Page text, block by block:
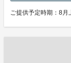
ご提供予定時期：8月